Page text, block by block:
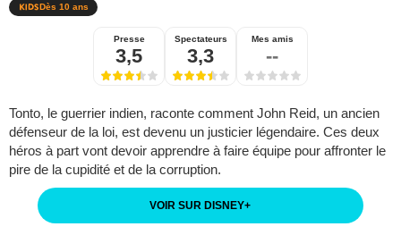
Dès 10 ans
Presse
3,5
Spectateurs
3,3
Mes amis
--
Tonto, le guerrier indien, raconte comment John Reid, un ancien
défenseur de la loi, est devenu un justicier légendaire. Ces deux
héros à part vont devoir apprendre à faire équipe pour affronter le
pire de la cupidité et de la corruption.
VOIR SUR DISNEY+